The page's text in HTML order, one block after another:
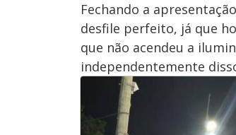
Fechando a
desfile perfeito, já que
que não acendeu a
independentemente